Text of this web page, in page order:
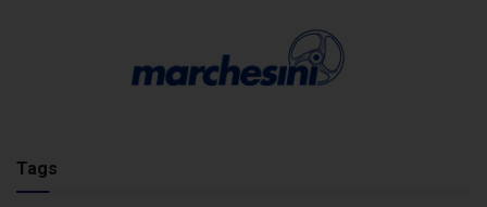
Tags